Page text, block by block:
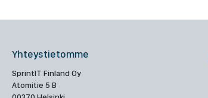
Yhteystietomme
SprintIT Finland Oy
Atomitie 5 B